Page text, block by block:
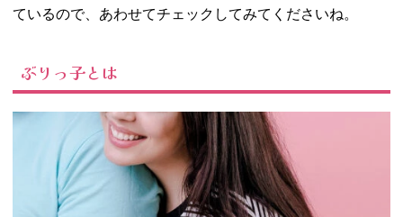
− ねえねえ
− もう〜！
− かわい
− え〜わか
んない〜
− はにゃ？
− できない
ているので、あわせてチェックしてみてくださいね。
ぶりっ子とは